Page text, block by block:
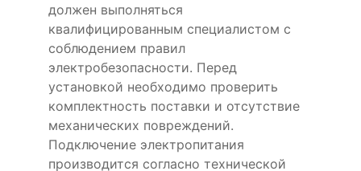
должен выполняться
квалифицированным специалистом с
соблюдением правил
электробезопасности. Перед
установкой необходимо проверить
комплектность поставки и отсутствие
механических повреждений.
Подключение электропитания
производится согласно технической